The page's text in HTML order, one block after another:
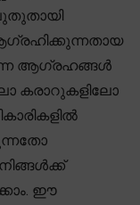
ആഗ്രഹങ്ങൾ
കരാറുകളിലോ
ഈ